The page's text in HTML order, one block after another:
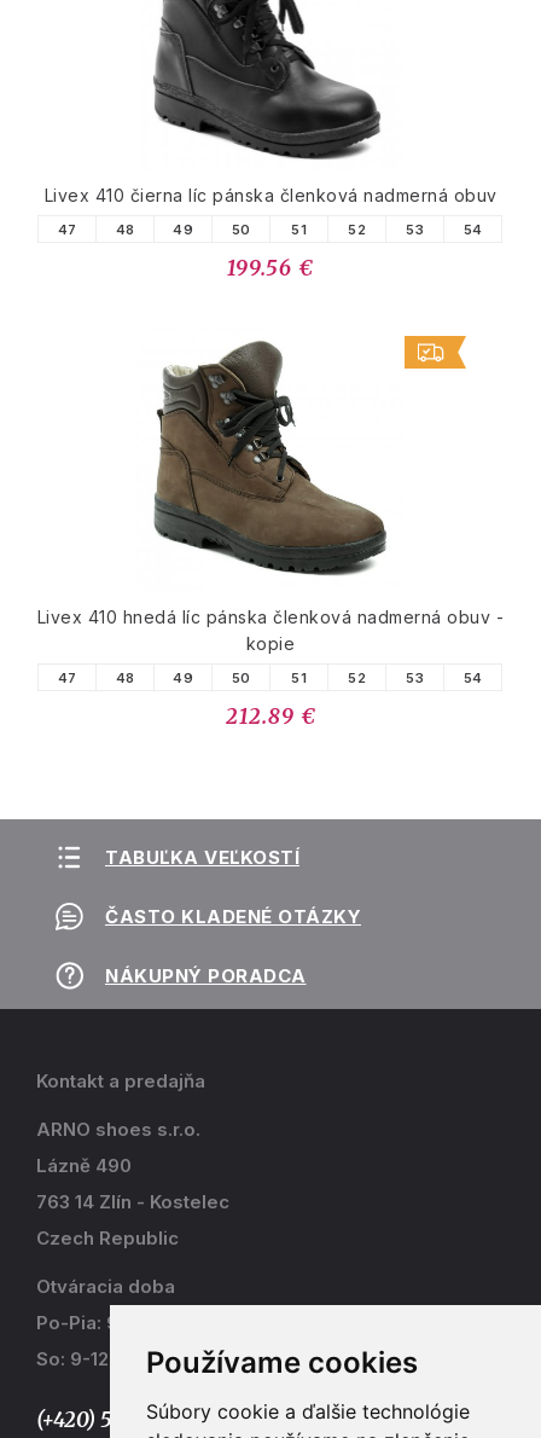
Používame cookies
Súbory cookie a ďalšie technológie
Livex 410 čierna líc pánska členková nadmerná obuv
47 48 49 50 51 52 53 54
199.56 €
Livex 410 hnedá líc pánska členková nadmerná obuv -
kopie
47 48 49 50 51 52 53 54
212.89 €
TABUĽKA VEĽKOSTÍ
ČASTO KLADENÉ OTÁZKY
NÁKUPNÝ PORADCA
Kontakt a predajňa
ARNO shoes s.r.o.
Lázně 490
763 14 Zlín - Kostelec
Czech Republic
Otváracia doba
Po-Pia: 9-17
So: 9-12
(+420) 577 915 036,